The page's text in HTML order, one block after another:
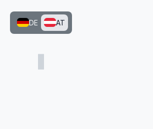
DE AT